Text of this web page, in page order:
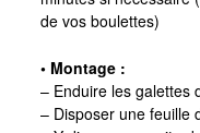
de vos boulettes)
• Montage :
– Enduire les galettes
– Disposer une feuille